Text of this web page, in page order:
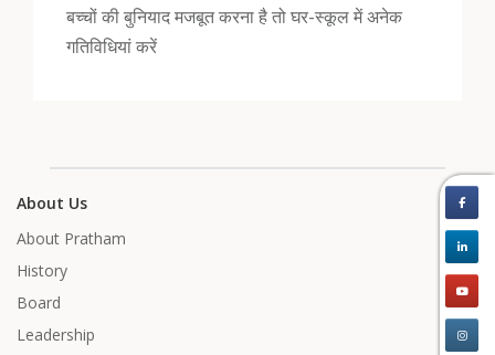
बच्चों की बुनियाद मजबूत करना है तो घर-स्कूल में अनेक
गतिविधियां करें
About Us
About Pratham
History
Board
Leadership